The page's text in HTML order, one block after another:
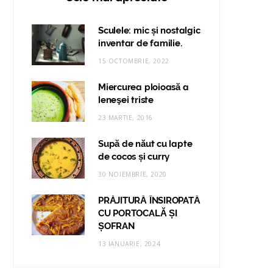
Sculele: mic și nostalgic
inventar de familie.
15 OCTOMBRIE, 2022
Miercurea ploioasă a
leneşei triste
23 MARTIE, 2016
Supă de năut cu lapte
de cocos și curry
30 NOIEMBRIE, 2020
PRĂJITURĂ ÎNSIROPATĂ
CU PORTOCALĂ ȘI
ȘOFRAN
13 IANUARIE, 2024